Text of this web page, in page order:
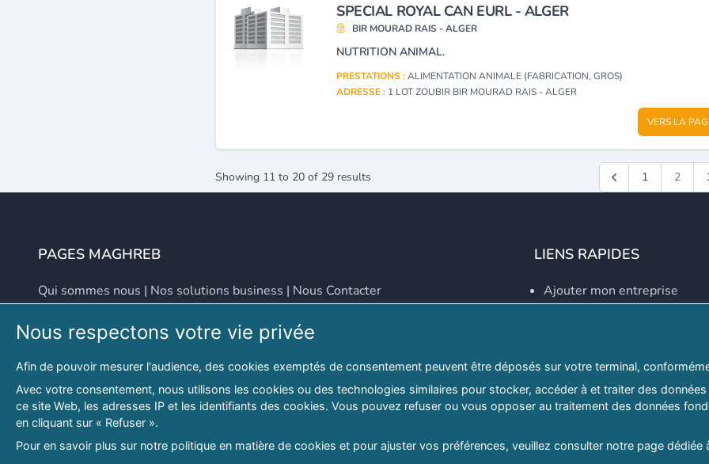
SPECIAL ROYAL CAN EURL - ALGER
BIR MOURAD RAIS - ALGER
NUTRITION ANIMAL.
PRESTATIONS :ALIMENTATION ANIMALE (FABRICATION, GROS)
ADRESSE : 1 LOT ZOUBIR BIR MOURAD RAIS - ALGER
VERS LA
Showing 11 to 20 of 29 results 1 2
PAGES MAGHREB
Qui sommes nous | Nos solutions business | Nous Contacter
Adresse
46 LOT. PETITE PROVENCE SIDI YAHIA
Hydra, Alger (16), Algérie
Email
contact@lespagesmaghreb.com
LIENS RAPIDES
Ajouter mon entreprise
Explorer par secteurs
Explorer par willayas
Le Guide D'Alger, guide-
Nous respectons votre vie privée
Afin de pouvoir mesurer l'audience, des cookies exemptés de consentement peuvent être déposés sur votre terminal,
Avec votre consentement, nous utilisons les cookies ou des technologies similaires pour stocker, accéder à et traiter des
ce site Web, les adresses IP et les identifiants des cookies. Vous pouvez refuser ou vous opposer au traitement des données
en cliquant sur « Refuser ».
Pour en savoir plus sur notre politique en matière de cookies et pour ajuster vos préférences, veuillez consulter notre page